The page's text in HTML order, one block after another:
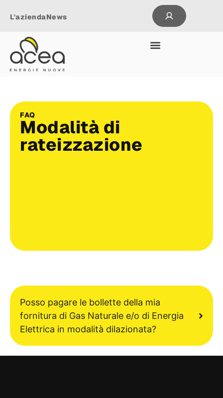
L'aziendaNews
FAQ
Modalità di
rateizzazione
Posso pagare le bollette della mia
fornitura di Gas Naturale e/o di Energia
Elettrica in modalità dilazionata?